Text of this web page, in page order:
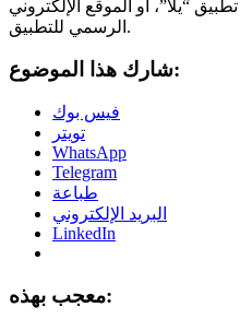
“يلا”، أو الموقع الإلكتروني
الرسمي للتطبيق.
شارك هذا الموضوع:
فيس بوك
تويتر
WhatsApp
Telegram
طباعة
البريد الإلكتروني
LinkedIn
معجب بهذه: